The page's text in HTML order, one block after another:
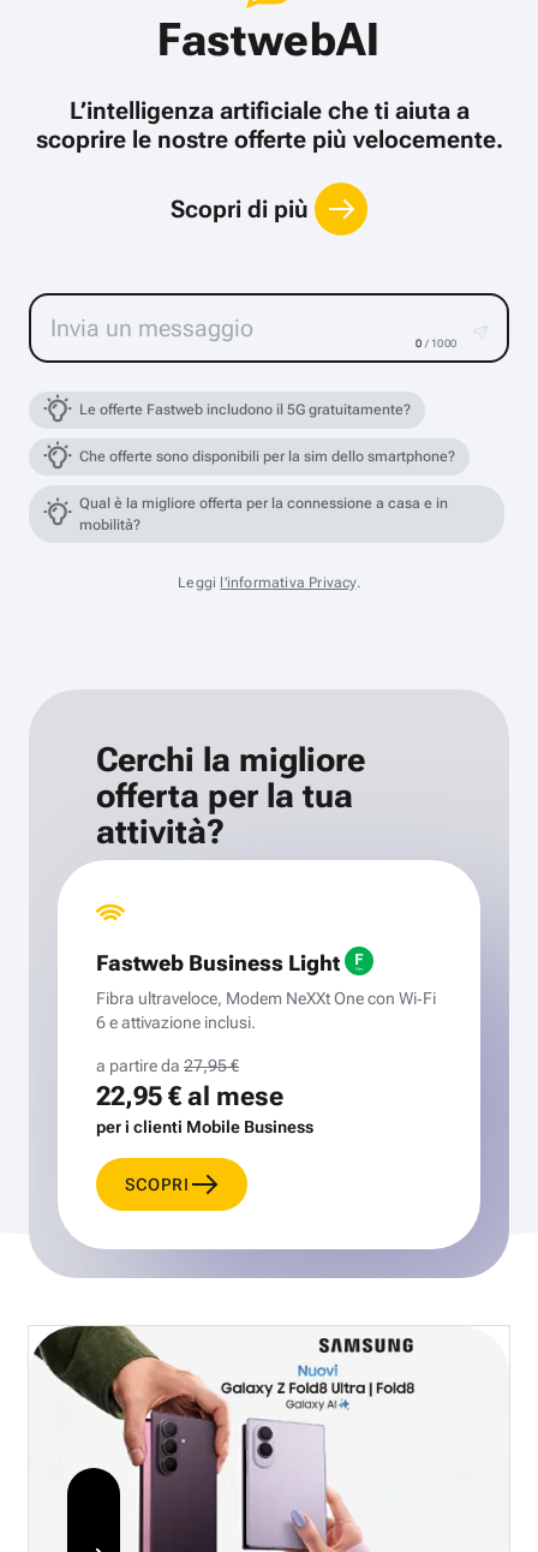
FastwebAI
L’intelligenza artificiale che ti aiuta a
scoprire le nostre offerte più velocemente.
Scopri di più
0 / 1000
Le offerte Fastweb includono il 5G gratuitamente?
Che offerte sono disponibili per la sim dello smartphone?
Qual è la migliore offerta per la connessione a casa e in
mobilità?
Leggi l'informativa Privacy.
Cerchi la migliore
offerta per la tua
attività?
Fastweb Business Light
Fibra ultraveloce, Modem NeXXt One con Wi‑Fi
6 e attivazione inclusi.
a partire da 27,95 €
22,95 €al mese
per i clienti Mobile Business
SCOPRI